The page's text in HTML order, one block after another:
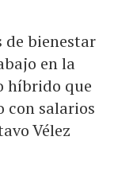
de bienestar
en la
híbrido que
con salarios
Vélez